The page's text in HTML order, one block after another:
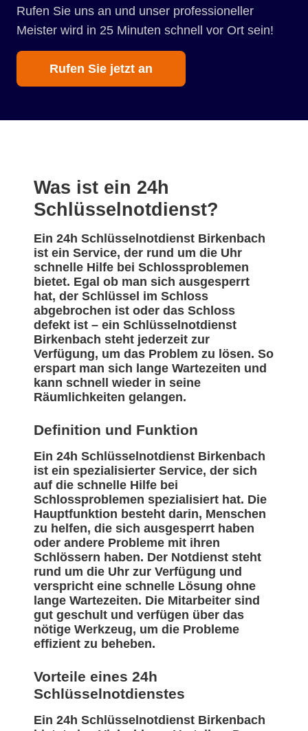
Rufen Sie uns an und unser professioneller
Meister wird in 25 Minuten schnell vor Ort sein!
Rufen Sie jetzt an
Was ist ein 24h
Schlüsselnotdienst?
Ein 24h Schlüsselnotdienst Birkenbach
ist ein Service, der rund um die Uhr
schnelle Hilfe bei Schlossproblemen
bietet. Egal ob man sich ausgesperrt
hat, der Schlüssel im Schloss
abgebrochen ist oder das Schloss
defekt ist – ein Schlüsselnotdienst
Birkenbach steht jederzeit zur
Verfügung, um das Problem zu lösen. So
erspart man sich lange Wartezeiten und
kann schnell wieder in seine
Räumlichkeiten gelangen.
Definition und Funktion
Ein 24h Schlüsselnotdienst Birkenbach
ist ein spezialisierter Service, der sich
auf die schnelle Hilfe bei
Schlossproblemen spezialisiert hat. Die
Hauptfunktion besteht darin, Menschen
zu helfen, die sich ausgesperrt haben
oder andere Probleme mit ihren
Schlössern haben. Der Notdienst steht
rund um die Uhr zur Verfügung und
verspricht eine schnelle Lösung ohne
lange Wartezeiten. Die Mitarbeiter sind
gut geschult und verfügen über das
nötige Werkzeug, um die Probleme
effizient zu beheben.
Vorteile eines 24h
Schlüsselnotdienstes
Ein 24h Schlüsselnotdienst Birkenbach